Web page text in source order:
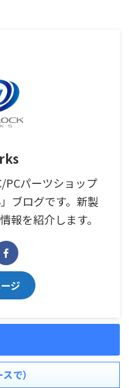
PCパーツショップ
」ブログです。新製
報を紹介します。
ジ
で）